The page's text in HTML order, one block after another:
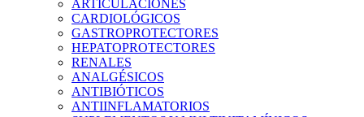
ARTICULACIONES
CARDIOLÓGICOS
GASTROPROTECTORES
HEPATOPROTECTORES
RENALES
ANALGÉSICOS
ANTIBIÓTICOS
ANTIINFLAMATORIOS